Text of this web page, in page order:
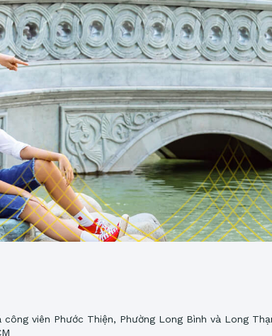
công viên Phước Thiện, Phường Long Bình và Long